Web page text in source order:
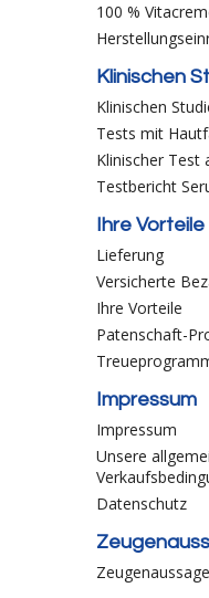
100 %
Klinischen
Klinischen
Tests mit
Klinischer Test
Testbericht
Ihre Vorteile
Lieferung
Versicherte
Ihre Vorteile
Patenschaft-
Impressum
Impressum
Unsere
Datenschutz
Zeugenaussage